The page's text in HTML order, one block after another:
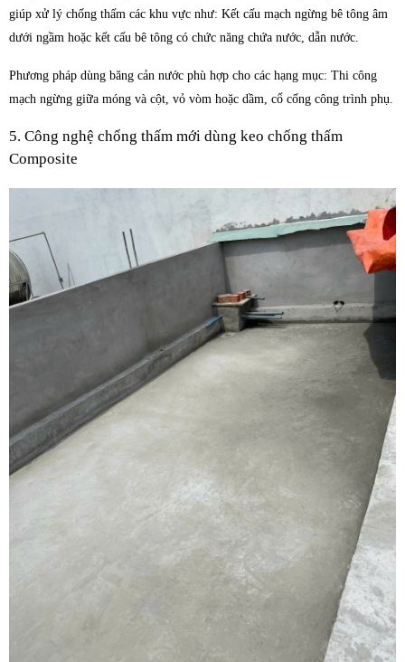
giúp xử lý chống thấm các khu vực như: Kết cấu mạch ngừng bê tông âm
dưới ngầm hoặc kết cấu bê tông có chức năng chứa nước, dẫn nước.
Phương pháp dùng băng cản nước phù hợp cho các hạng mục: Thi công
mạch ngừng giữa móng và cột, vỏ vòm hoặc dầm, cổ cống công trình phụ.
5. Công nghệ chống thấm mới dùng keo chống thấm
Composite